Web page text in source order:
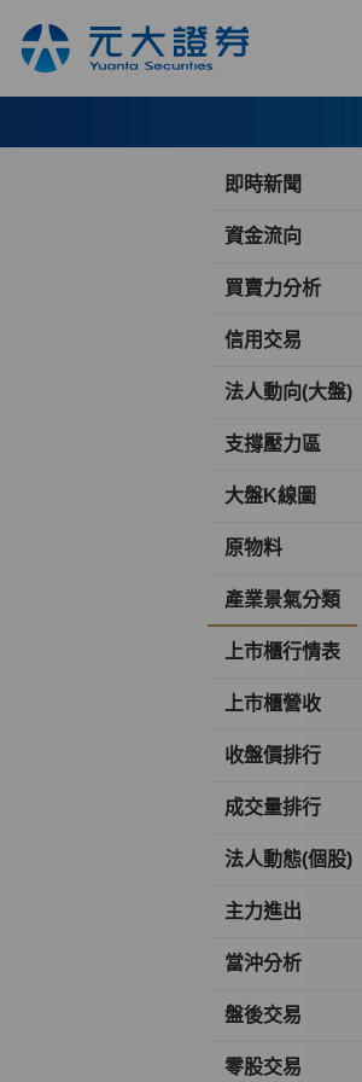
即時新聞
資金流向
買賣力分析
信用交易
法人動向(大盤)
支撐壓力區
大盤K線圖
原物料
產業景氣分類
上市櫃行情表
上市櫃營收
收盤價排行
成交量排行
法人動態(個股)
主力進出
當沖分析
盤後交易
零股交易